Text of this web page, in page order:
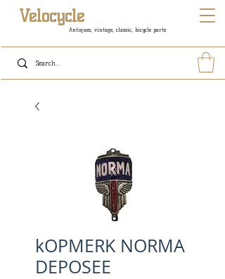
Antiques, vintage, classic, bicycle parts
Velocycle
kOPMERK NORMA
DEPOSEE